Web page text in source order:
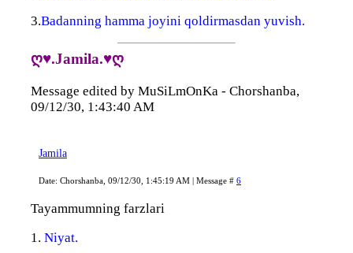
3.Badanning hamma joyini qoldirmasdan yuvish.
ღ♥.Jamila.♥ღ
Message edited by MuSiLmOnKa - Chorshanba,
09/12/30, 1:43:40 AM
Jamila
Date: Chorshanba, 09/12/30, 1:45:19 AM | Message # 6
Tayammumning farzlari
1. Niyat.